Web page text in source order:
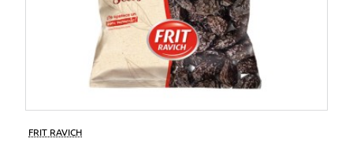
FRIT RAVICH